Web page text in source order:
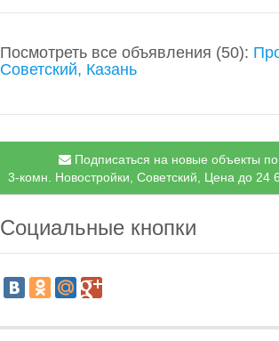
Посмотреть все объявления (50):
Советский, Казань
Подписаться на новые объекты по
3-комн. Новостройки, Советский, Цена до 24
Социальные кнопки